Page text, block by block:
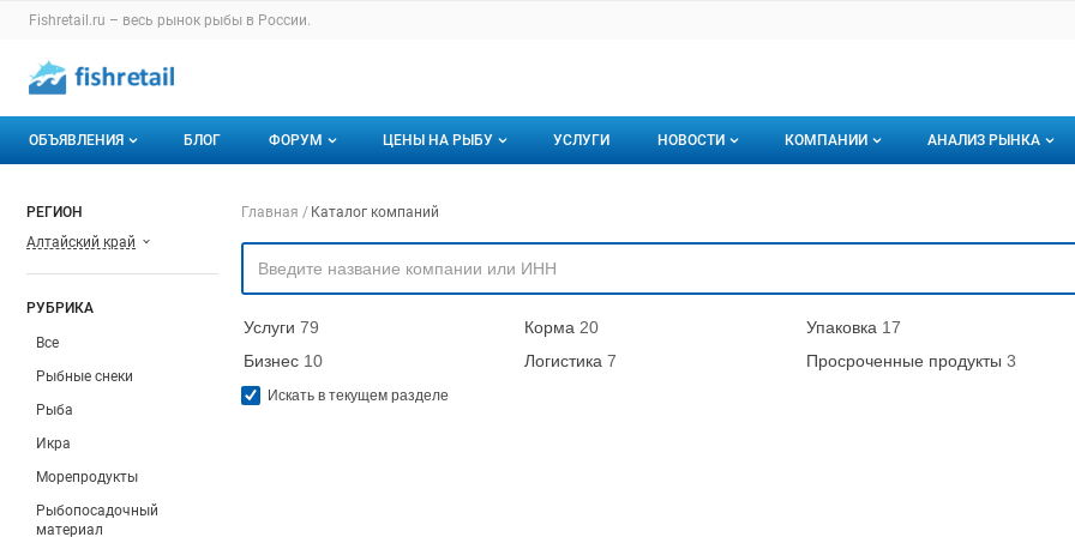
Раздел навигации по сайту fishretail.ru
Fishretail.ru – весь рынок рыбы в России.
Авторизация и меню пользователя
Навигация по разделам сайта fishretail.ru
ОБЪЯВЛЕНИЯ
Горячее предложение
БЛОГ ФОРУМ
Избранные
С моим участием
ЦЕНЫ НА РЫБУ
Актуальные мониторинги
Динамика цен
УСЛУГИ НОВОСТИ КОМПАНИИ
О каталоге компаний
Премиум размещение
АНАЛИЗ РЫНКА
Подписаться на
РЕГИОН
Алтайский край
РУБРИКА
Все
Рыбные снеки
Рыба
Икра
Морепродукты
Рыбопосадочный
материал
Навигация по компаниям
Главная Каталог компаний
Услуги 79 Корма 20 Упаковка 17
Бизнес 10 Логистика 7 Просроченные продукты 3
Искать в текущем разделе